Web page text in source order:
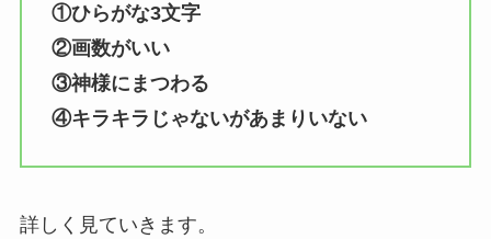
①ひらがな3文字
②画数がいい
③神様にまつわる
④キラキラじゃないがあまりいない
詳しく見ていきます。